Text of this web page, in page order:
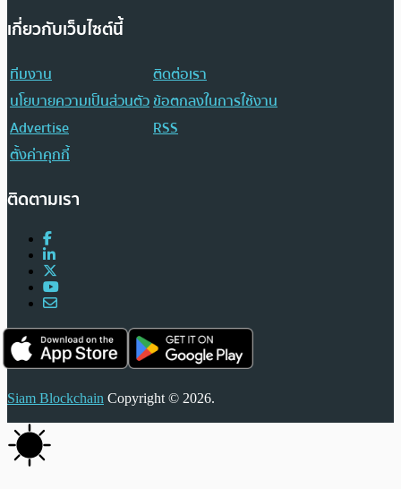
เกี่ยวกับเว็บไซต์นี้
ทีมงาน
ติดต่อเรา
นโยบายความเป็นส่วนตัวข้อตกลงในการใช้งาน
Advertise
RSS
ตั้งค่าคุกกี้
ติดตามเรา
Siam Blockchain Copyright © 2026.